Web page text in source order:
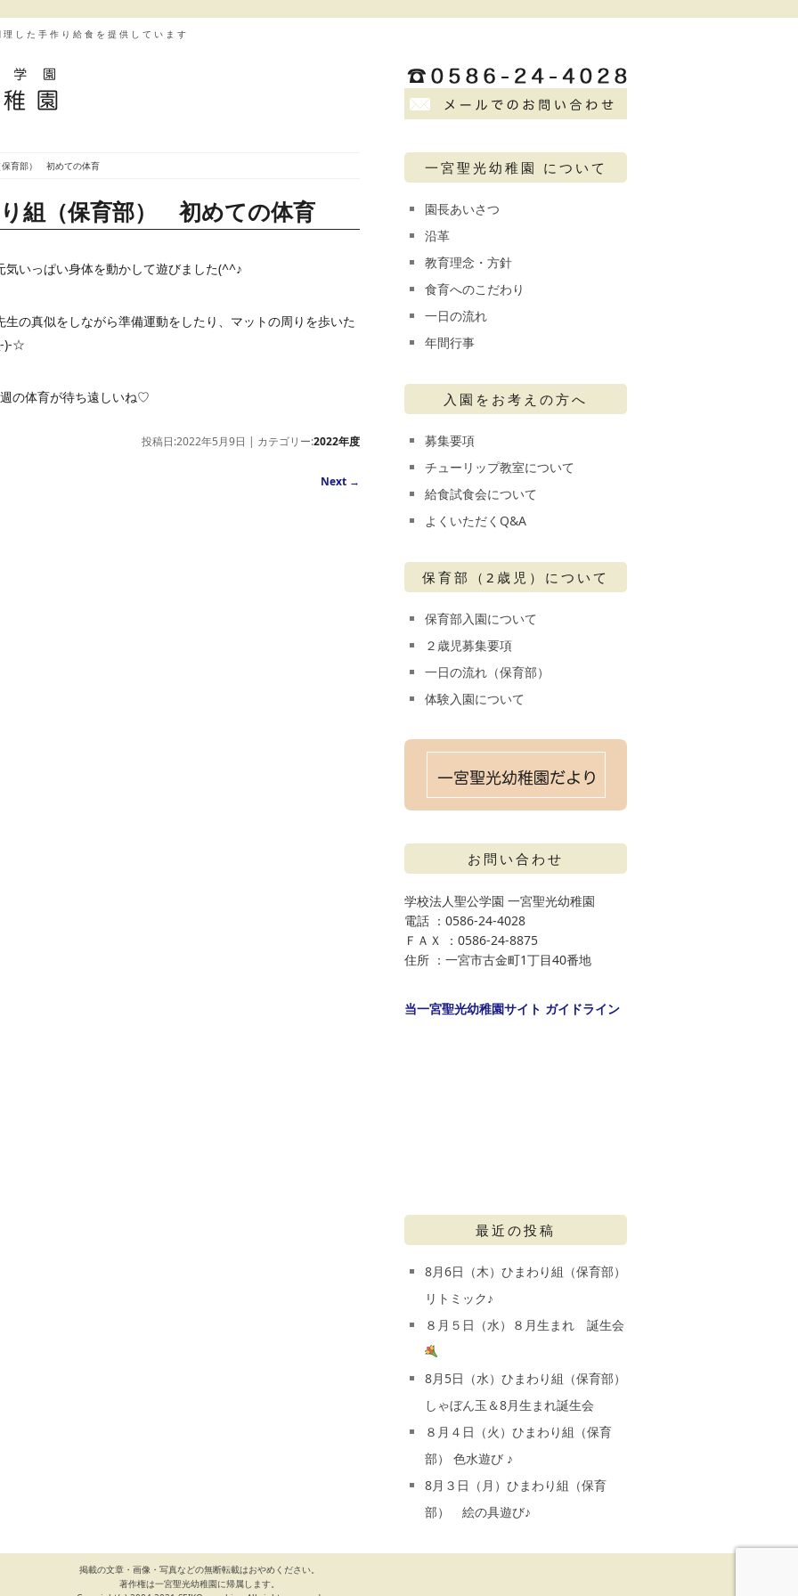
した手作り給食を提供しています
育部） 初めての体育
組（保育部） 初めての体育
いっぱい身体を動かして遊びました(^^♪
の真似をしながら準備運動をしたり、マットの周りを歩いた
)-☆
の体育が待ち遠しいね♡
投稿日:2022年5月9日 | カテゴリー:2022年度
Next →
一宮聖光幼稚園 について
園長あいさつ
沿革
教育理念・方針
食育へのこだわり
一日の流れ
年間行事
入園をお考えの方へ
募集要項
チューリップ教室について
給食試食会について
よくいただくQ&A
保育部（2歳児）について
保育部入園について
２歳児募集要項
一日の流れ（保育部）
体験入園について
お問い合わせ
学校法人聖公学園 一宮聖光幼稚園
電話 ：0586-24-4028
ＦＡＸ ：0586-24-8875
住所 ：一宮市古金町1丁目40番地
当一宮聖光幼稚園サイト ガイドライン
最近の投稿
8月6日（木）ひまわり組（保育部）
リトミック♪
８月５日（水）８月生まれ 誕生会
8月5日（水）ひまわり組（保育部）
しゃぼん玉＆8月生まれ誕生会
８月４日（火）ひまわり組（保育
部） 色水遊び ♪
8月３日（月）ひまわり組（保育
部） 絵の具遊び♪
掲載の文章・画像・写真などの無断転載はおやめください。
著作権は一宮聖光幼稚園に帰属します。